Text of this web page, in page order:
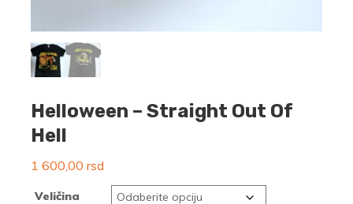
Helloween – Straight Out Of
Hell
1 600,00 rsd
Veličina